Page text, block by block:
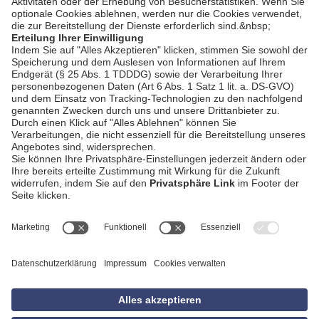
AGB
Datenschutzerklärung
Empfang